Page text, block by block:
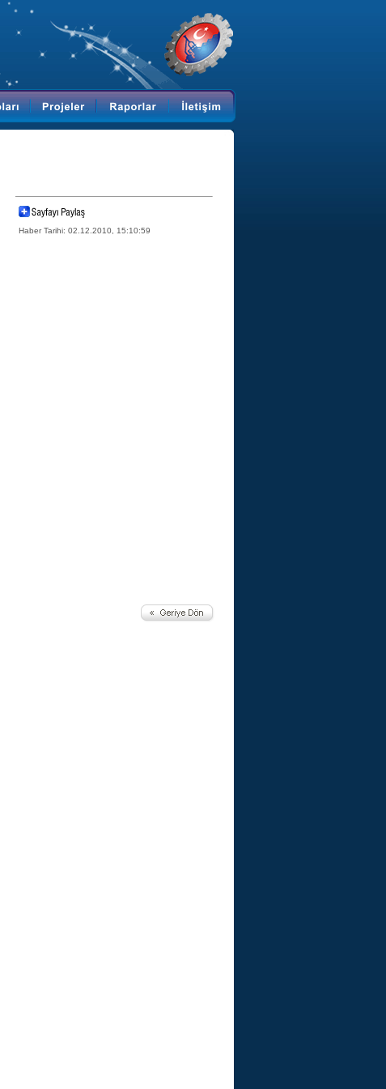
Haber Tarihi: 02.12.2010, 15:10:59